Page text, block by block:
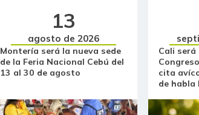
Curuba
Curuba larga
Falda de res
13
agosto de 2026
Montería será la nueva sede
de la Feria Nacional Cebú del
13 al 30 de agosto
Cali será
cita
de habla